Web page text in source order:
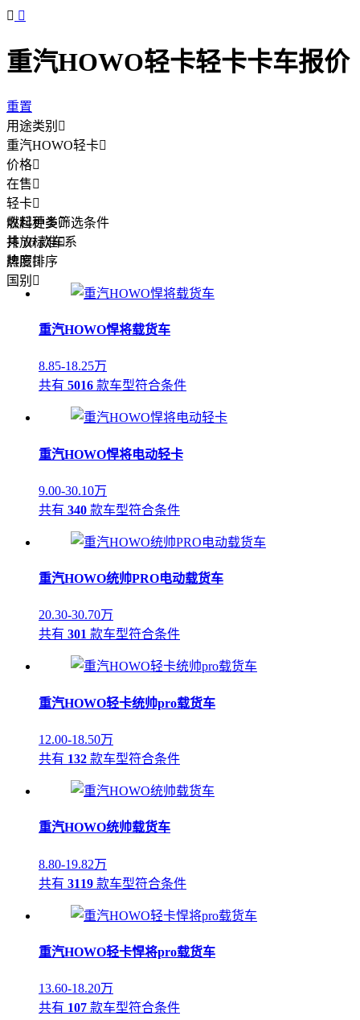
 
重汽HOWO轻卡轻卡卡车报价
重置
用途类别 
重汽HOWO轻卡
价格
在售
轻卡
燃料种类
排放标准
牌照
国别 
收起更多筛选条件
共16款车系
热度排序
重汽HOWO悍将载货车
8.85-18.25万
共有 5016 款车型符合条件
重汽HOWO悍将电动轻卡
9.00-30.10万
共有 340 款车型符合条件
重汽HOWO统帅PRO电动载货车
20.30-30.70万
共有 301 款车型符合条件
重汽HOWO轻卡统帅pro载货车
12.00-18.50万
共有 132 款车型符合条件
重汽HOWO统帅载货车
8.80-19.82万
共有 3119 款车型符合条件
重汽HOWO轻卡悍将pro载货车
13.60-18.20万
共有 107 款车型符合条件